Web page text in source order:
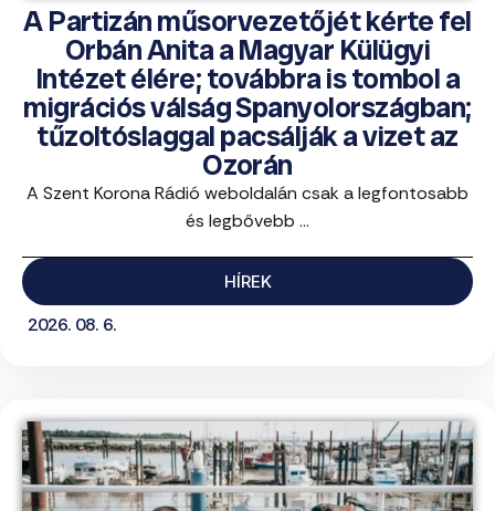
A Partizán műsorvezetőjét kérte fel
Orbán Anita a Magyar Külügyi
Intézet élére; továbbra is tombol a
migrációs válság Spanyolországban;
tűzoltóslaggal pacsálják a vizet az
Ozorán
A Szent Korona Rádió weboldalán csak a legfontosabb
és legbővebb ...
HÍREK
2026. 08. 6.